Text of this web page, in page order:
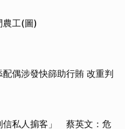
農工(圖)
偶涉發快篩助行賄 改重判
信私人掮客」 蔡英文：危